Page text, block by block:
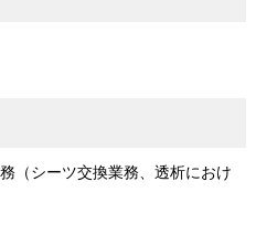
（シーツ交換業務、透析におけ